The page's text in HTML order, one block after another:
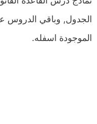
الجدول, وباقي الدروس
الموجودة اسفله.